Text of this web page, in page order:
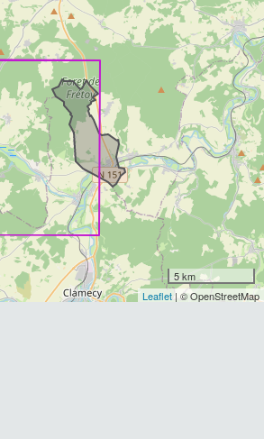
Blaireau européen
Meles meles(Linnaeus, 1758)
10observations
Dernière observation en
Fiche espèce
Chevreuil européen
Capreolus capreolus (Linnaeus,
1758)
10 observations
Dernière observation en2021 Fiche espèce
Lapin de garenne
Oryctolagus cuniculus(Linnaeus,
1758)
5 km
Leaflet| © OpenStreetMap